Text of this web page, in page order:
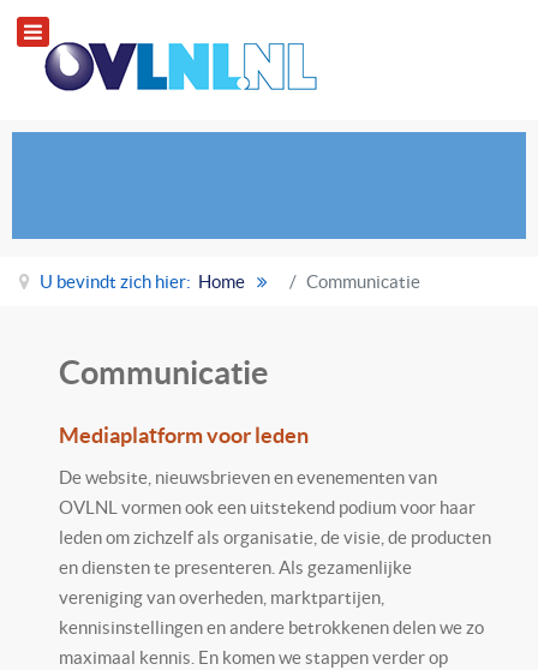
U bevindt zich hier: Home Communicatie
Communicatie
Mediaplatform voor leden
De website, nieuwsbrieven en evenementen van
OVLNL vormen ook een uitstekend podium voor haar
leden om zichzelf als organisatie, de visie, de producten
en diensten te presenteren. Als gezamenlijke
vereniging van overheden, marktpartijen,
kennisinstellingen en andere betrokkenen delen we zo
maximaal kennis. En komen we stappen verder op